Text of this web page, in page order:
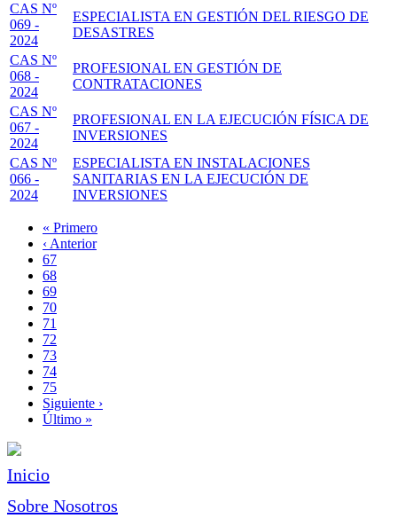
CAS Nº
069 -
2024
ESPECIALISTA EN GESTIÓN DEL RIESGO DE
DESASTRES
CAS Nº
068 -
2024
PROFESIONAL EN GESTIÓN DE
CONTRATACIONES
CAS Nº
067 -
2024
PROFESIONAL EN LA EJECUCIÓN FÍSICA DE
INVERSIONES
CAS Nº
066 -
2024
ESPECIALISTA EN INSTALACIONES
SANITARIAS EN LA EJECUCIÓN DE
INVERSIONES
Paginación
Primera
página
« Primero
Página
anterior
‹ Anterior
Page
67
Page
68
Page
69
Page
70
Página
actual
71
Page
72
Page
73
Page
74
Page
75
Siguiente
página
Siguiente ›
Última
Último »
Inicio
Sobre Nosotros